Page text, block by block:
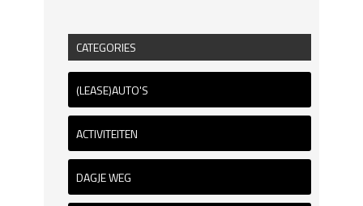
CATEGORIES
(LEASE)AUTO'S
ACTIVITEITEN
DAGJE WEG